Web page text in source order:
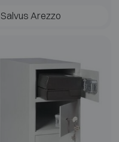
Salvus Arezzo